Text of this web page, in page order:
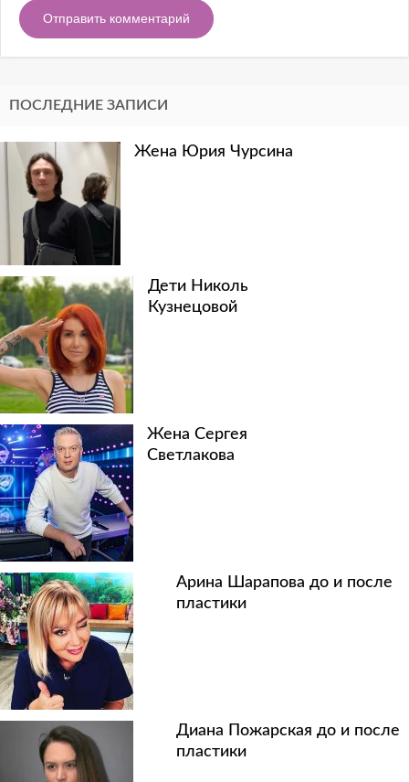
ПОСЛЕДНИЕ ЗАПИСИ
Жена Юрия Чурсина
Дети Николь
Кузнецовой
Жена Сергея
Светлакова
Арина Шарапова до и после
пластики
Диана Пожарская до и после
пластики